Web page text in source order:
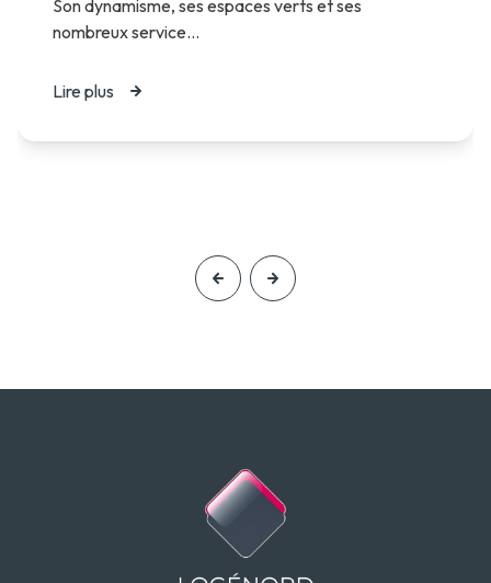
Son dynamisme, ses espaces verts et ses
nombreux service...
Lire plus